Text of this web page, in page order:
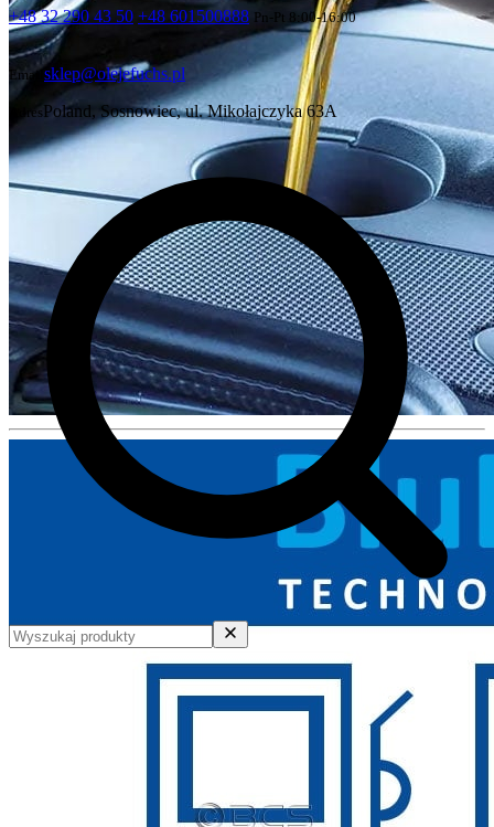
+48 32 290 43 50 +48 601500888 Pn-Pt 8:00-16:00
Emailsklep@olejefuchs.pl
AdresPoland, Sosnowiec, ul. Mikołajczyka 63A